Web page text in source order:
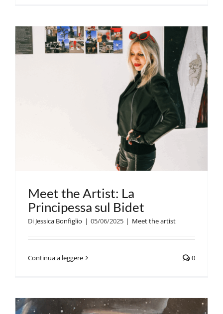
Meet the Artist: La
Principessa sul Bidet
Di Jessica Bonfiglio | 05/06/2025 | Meet the artist
Continua a leggere 0